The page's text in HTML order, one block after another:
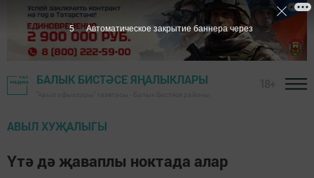
БАЛЫК БИСТӘСЕ ЯҢАЛЫКЛАРЫ
АВЫЛ ХУҖАЛЫГЫ
Үтә дә җаваплы ноктада алар
4 Автоматическое закрытие баннера через